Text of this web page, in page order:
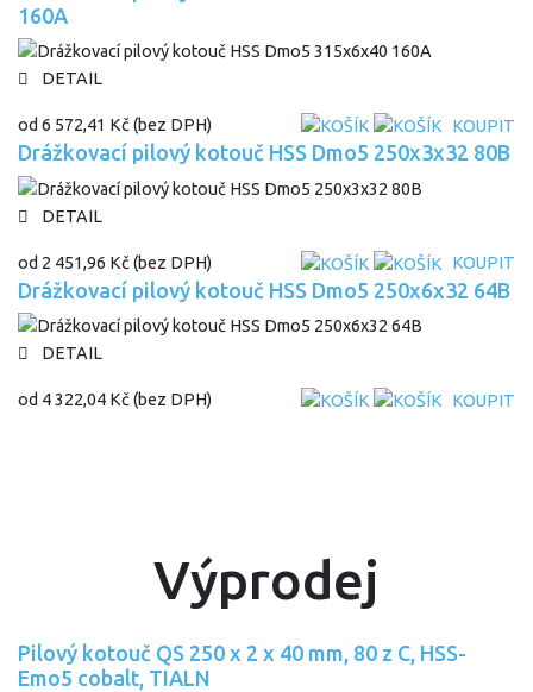
160A
DETAIL
od 6 572,41 Kč(bez DPH) KOUPIT
Drážkovací pilový kotouč HSS Dmo5 250x3x32 80B
DETAIL
od 2 451,96 Kč (bez DPH) KOUPIT
Drážkovací pilový kotouč HSS Dmo5 250x6x32 64B
DETAIL
od 4 322,04 Kč(bez DPH) KOUPIT
Výprodej
Pilový kotouč QS 250 x 2 x 40 mm, 80 z C, HSS-
Emo5 cobalt, TIALN